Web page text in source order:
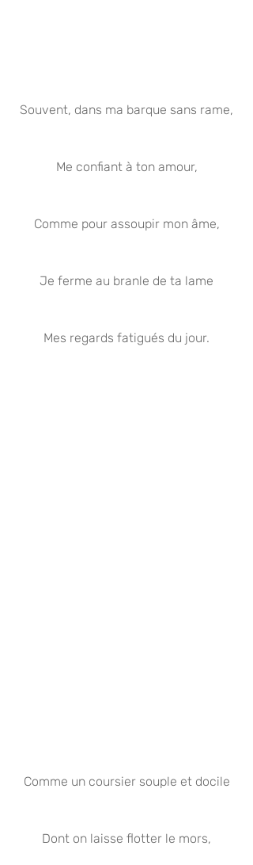
Souvent, dans ma barque sans rame,
Me confiant à ton amour,
Comme pour assoupir mon âme,
Je ferme au branle de ta lame
Mes regards fatigués du jour.
Comme un coursier souple et docile
Dont on laisse flotter le mors,